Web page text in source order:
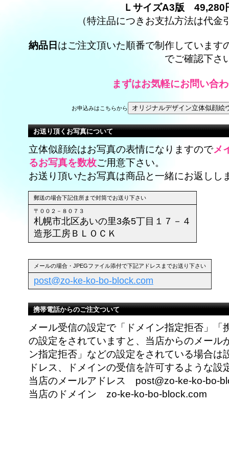
ＬサイズA3版 49,280
（特注品につきお支払方法は代
納品日 はご注文頂いた順番で制作しています
でご確認下さ
まずはお気軽にお問い合
お申込みはこちらから
お送り頂くお写真について
立体似顔絵はお写真の表情になりますのでメ
るお写真を数枚ご用意下さい。
お送り頂いたお写真は商品と一緒にお返しし
郵送の場合下記住所まで封筒でお送り下さい
〒００２－８０７３
札幌市北区あいの里3条5丁目１７－４
造形工房ＢＬＯＣＫ
メールの場合・JPEGファイル添付で下記アドレスまでお送り下さい
post@zo-ke-ko-bo-block.com
携帯電話からのご注文ついて
メール受信の設定で「ドメイン指定拒否」
の設定をされていますと、当店からのメール
ン指定拒否」などの設定をされている場合は
ドレス、ドメインの受信を許可するような設
当店のメールアドレス post@zo-ke-ko-bo-
当店のドメイン zo-ke-ko-bo-block.com